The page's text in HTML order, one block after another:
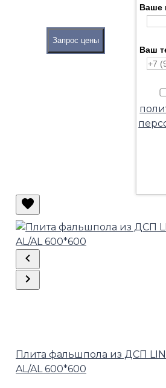
Запрос цены
Ваше
Ваш
Плита фальшпола из ДСП
AL/AL 600*600